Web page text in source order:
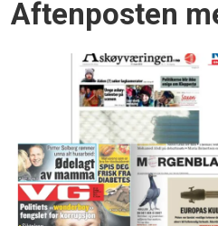
Aftenposten